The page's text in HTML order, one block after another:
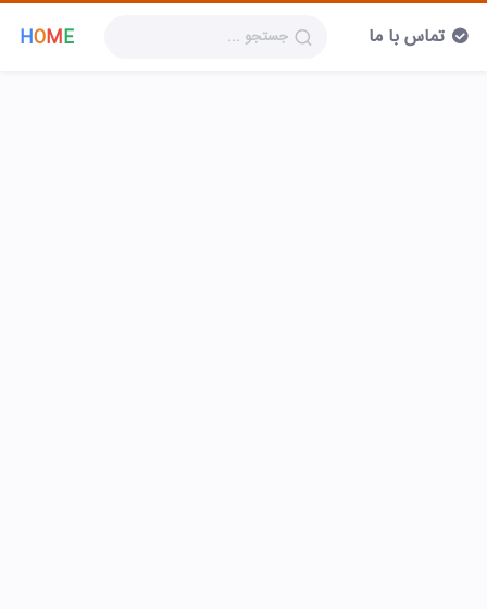
HOME تماس با ما